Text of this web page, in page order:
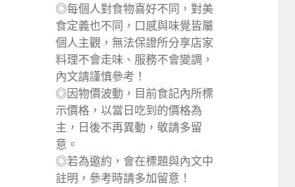
◎每個人對食物喜好不同，對美
食定義也不同，口感與味覺皆屬
個人主觀，無法保證所分享店家
料理不會走味、服務不會變調，
內文請謹慎參考！
◎因物價波動，目前食記內所標
示價格，以當日吃到的價格為
主，日後不再異動，敬請多留
意。
◎若為邀約，會在標題與內文中
註明，參考時請多加留意！